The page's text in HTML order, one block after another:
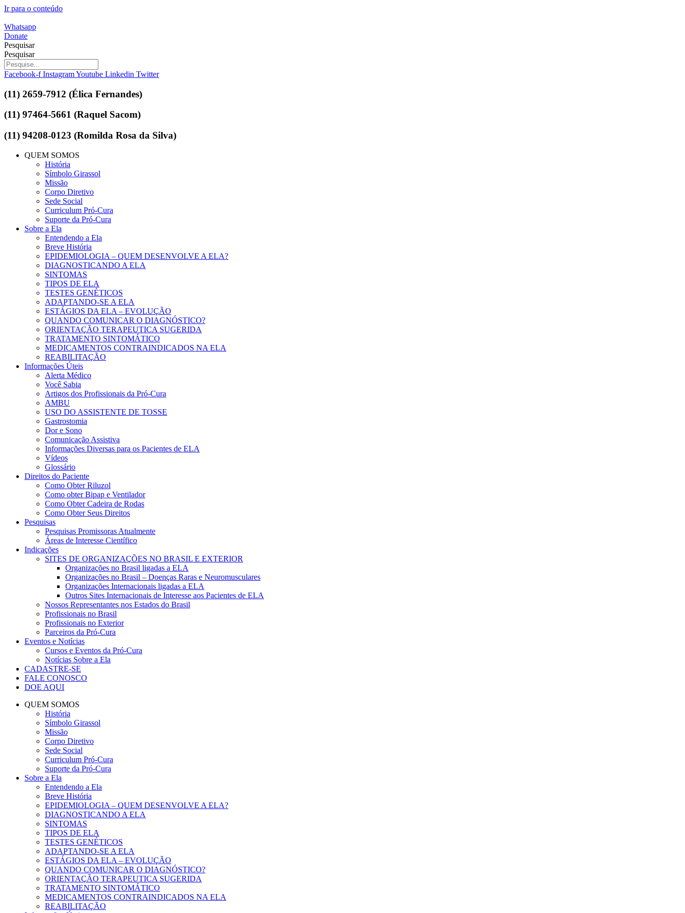
Ir para o conteúdo
Whatsapp
Donate
Pesquisar
Pesquisar
Facebook-f InstagramYoutube Linkedin Twitter
(11) 2659-7912 (Élica Fernandes)
(11) 97464-5661 (Raquel Sacom)
(11) 94208-0123 (Romilda Rosa da Silva)
QUEM SOMOS
História
Símbolo Girassol
Missão
Corpo Diretivo
Sede Social
Curriculum Pró-Cura
Suporte da Pró-Cura
Sobre a Ela
Entendendo a Ela
Breve História
EPIDEMIOLOGIA – QUEM DESENVOLVE A ELA?
DIAGNOSTICANDO A ELA
SINTOMAS
TIPOS DE ELA
TESTES GENÉTICOS
ADAPTANDO-SE A ELA
ESTÁGIOS DA ELA – EVOLUÇÃO
QUANDO COMUNICAR O DIAGNÓSTICO?
ORIENTAÇÃO TERAPEUTICA SUGERIDA
TRATAMENTO SINTOMÁTICO
MEDICAMENTOS CONTRAINDICADOS NA ELA
REABILITAÇÃO
Informações Úteis
Alerta Médico
Você Sabia
Artigos dos Profissionais da Pró-Cura
AMBU
USO DO ASSISTENTE DE TOSSE
Gastrostomia
Dor e Sono
Comunicação Assistiva
Informações Diversas para os Pacientes de ELA
Vídeos
Glossário
Direitos do Paciente
Como Obter Riluzol
Como obter Bipap e Ventilador
Como Obter Cadeira de Rodas
Como Obter Seus Direitos
Pesquisas
Pesquisas Promissoras Atualmente
Áreas de Interesse Científico
Indicações
SITES DE ORGANIZAÇÕES NO BRASIL E EXTERIOR
Organizações no Brasil ligadas a ELA
Organizações no Brasil – Doenças Raras e Neuromusculares
Organizações Internacionais ligadas a ELA
Outros Sites Internacionais de Interesse aos Pacientes de ELA
Nossos Representantes nos Estados do Brasil
Profissionais no Brasil
Profissionais no Exterior
Parceiros da Pró-Cura
Eventos e Notícias
Cursos e Eventos da Pró-Cura
Notícias Sobre a Ela
CADASTRE-SE
FALE CONOSCO
DOE AQUI
QUEM SOMOS
História
Símbolo Girassol
Missão
Corpo Diretivo
Sede Social
Curriculum Pró-Cura
Suporte da Pró-Cura
Sobre a Ela
Entendendo a Ela
Breve História
EPIDEMIOLOGIA – QUEM DESENVOLVE A ELA?
DIAGNOSTICANDO A ELA
SINTOMAS
TIPOS DE ELA
TESTES GENÉTICOS
ADAPTANDO-SE A ELA
ESTÁGIOS DA ELA – EVOLUÇÃO
QUANDO COMUNICAR O DIAGNÓSTICO?
ORIENTAÇÃO TERAPEUTICA SUGERIDA
TRATAMENTO SINTOMÁTICO
MEDICAMENTOS CONTRAINDICADOS NA ELA
REABILITAÇÃO